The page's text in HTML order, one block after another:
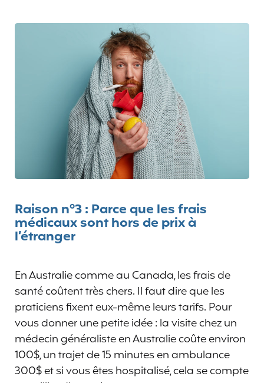
Raison n°3 : Parce que les frais
médicaux sont hors de prix à
l’étranger
En Australie comme au Canada, les frais de
santé coûtent très chers. Il faut dire que les
praticiens fixent eux-même leurs tarifs. Pour
vous donner une petite idée : la visite chez un
médecin généraliste en Australie coûte environ
100$, un trajet de 15 minutes en ambulance
300$ et si vous êtes hospitalisé, cela se compte